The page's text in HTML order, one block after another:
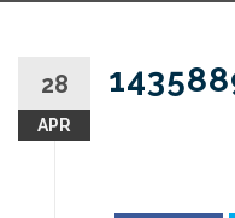
28
APR